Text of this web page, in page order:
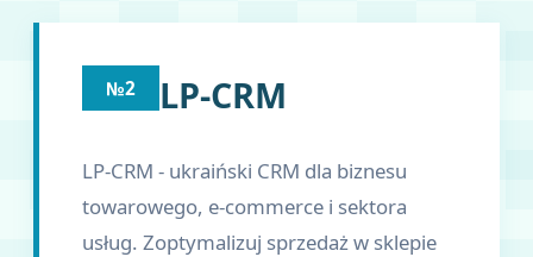
№2 LP-CRM
LP-CRM - ukraiński CRM dla biznesu
towarowego, e-commerce i sektora
usług. Zoptymalizuj sprzedaż w sklepie